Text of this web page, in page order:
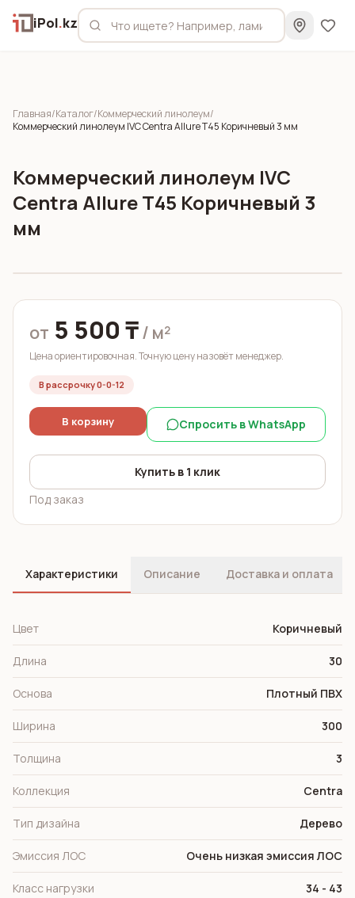
iPol.kz
Главная/Каталог/Коммерческий линолеум/
Коммерческий линолеум IVC Centra Allure T45 Коричневый 3 мм
Коммерческий линолеум IVC
Centra Allure T45 Коричневый 3
мм
от 5 500 ₸/ м²
Цена ориентировочная. Точную цену назовёт менеджер.
В рассрочку 0-0-12
В корзину Спросить в WhatsApp
Купить в 1 клик
Под заказ
Характеристики Описание Доставка и оплата
Цвет Коричневый
Длина 30
Основа Плотный ПВХ
Ширина 300
Толщина 3
Коллекция Centra
Тип дизайна Дерево
Эмиссия ЛОС Очень низкая эмиссия ЛОС
Класс нагрузки 34 - 43